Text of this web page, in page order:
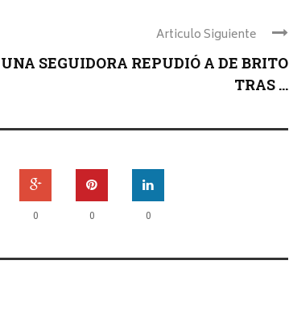
Articulo Siguiente
UNA SEGUIDORA REPUDIÓ A DE BRITO
TRAS ...
0 0 0